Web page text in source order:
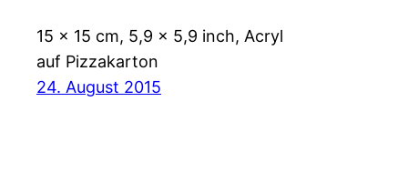
15 x 15 cm, 5,9 x 5,9 inch, Acryl
auf Pizzakarton
24. August 2015